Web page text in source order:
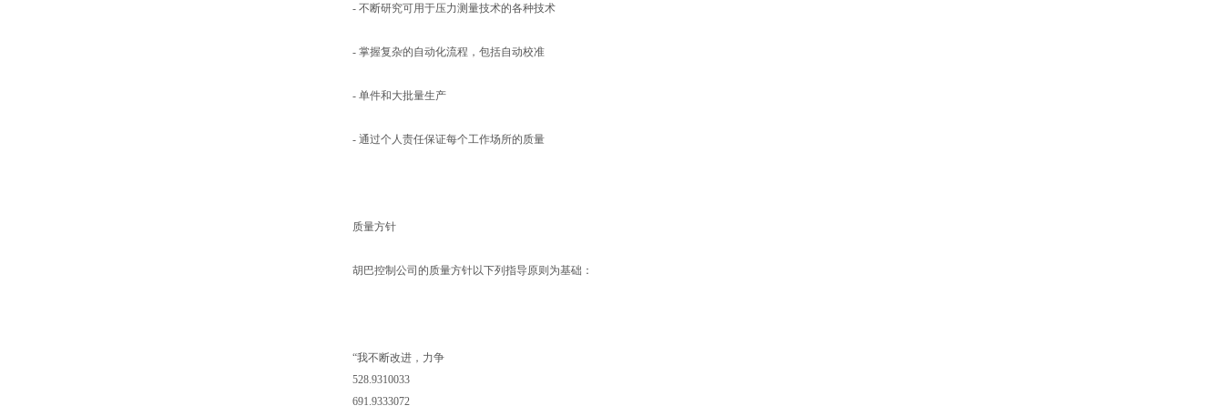
- 不断研究可用于压力测量技术的各种技术
- 掌握复杂的自动化流程，包括自动校准
- 单件和大批量生产
- 通过个人责任保证每个工作场所的质量
质量方针
胡巴控制公司的质量方针以下列指导原则为基础：
“我不断改进，力争
528.9310033
691.9333072